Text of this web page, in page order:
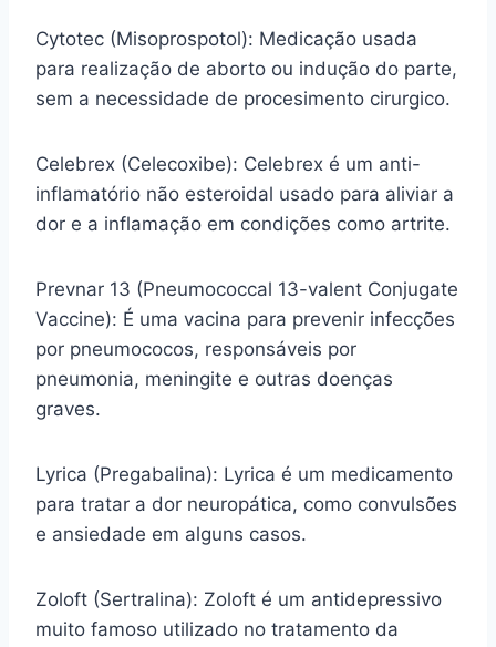
Cytotec (Misoprospotol): Medicação usada
para realização de aborto ou indução do parte,
sem a necessidade de procesimento cirurgico.
Celebrex (Celecoxibe): Celebrex é um anti-
inflamatório não esteroidal usado para aliviar a
dor e a inflamação em condições como artrite.
Prevnar 13 (Pneumococcal 13-valent Conjugate
Vaccine): É uma vacina para prevenir infecções
por pneumococos, responsáveis por
pneumonia, meningite e outras doenças
graves.
Lyrica (Pregabalina): Lyrica é um medicamento
para tratar a dor neuropática, como convulsões
e ansiedade em alguns casos.
Zoloft (Sertralina): Zoloft é um antidepressivo
muito famoso utilizado no tratamento da